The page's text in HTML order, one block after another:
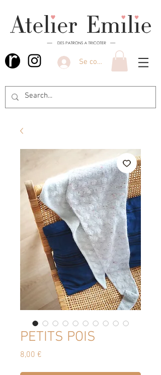
Se connecter
PETITS POIS
8,00 €